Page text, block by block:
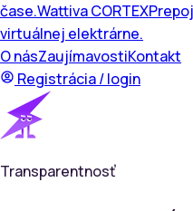
čase.Wattiva CORTEX
virtuálnej elektrárne.
O násZaujímavostiKontakt
Registrácia / login
Transparentnosť